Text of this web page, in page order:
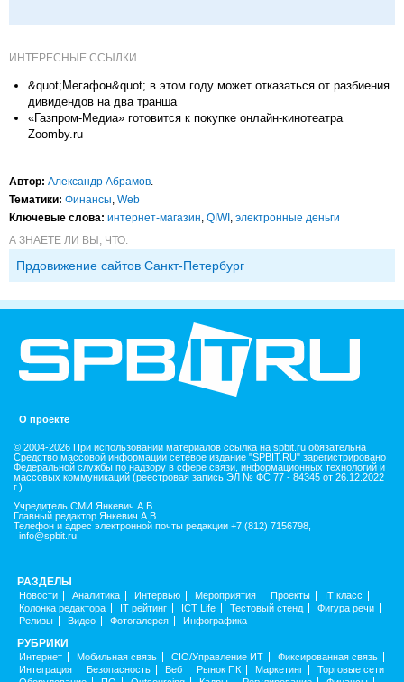
ИНТЕРЕСНЫЕ ССЫЛКИ
&quot;Мегафон&quot; в этом году может отказаться от разбиения
дивидендов на два транша
«Газпром-Медиа» готовится к покупке онлайн-кинотеатра
Zoomby.ru
Автор: Александр Абрамов
Тематики: Финансы Web
Ключевые слова: интернет-магазин QIWI электронные деньги
А ЗНАЕТЕ ЛИ ВЫ, ЧТО:
Прдовижение сайтов Санкт-Петербург
О проекте
© 2004-2026 При использовании материалов ссылка на spbit.ru обязательна
Средство массовой информации сетевое издание "SPBIT.RU" зарегистрировано
Федеральной службы по надзору в сфере связи, информационных технологий и
массовых коммуникаций (реестровая запись ЭЛ № ФС 77 - 84345 от 26.12.2022
г.).
Учредитель СМИ Янкевич А.В
Главный редактор Янкевич А.В
Телефон и адрес электронной почты редакции +7 (812) 7156798,
info@spbit.ru
РАЗДЕЛЫ
Новости Аналитика Интервью Мероприятия Проекты
IT класс
Колонка редактора
IT рейтинг ICT Life Тестовый стенд
Фигура речи
Релизы
Видео Фотогалерея Инфографика
РУБРИКИ
Интернет Мобильная связь CIO/Управление ИТ
Фиксированная связь
Интеграция
Безопасность Веб Рынок ПК Маркетинг
Торговые сети